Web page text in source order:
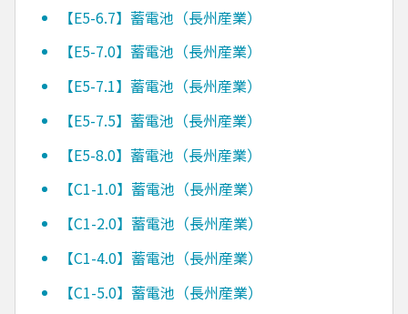
【E5-6.7】蓄電池（長州産業）
【E5-7.0】蓄電池（長州産業）
【E5-7.1】蓄電池（長州産業）
【E5-7.5】蓄電池（長州産業）
【E5-8.0】蓄電池（長州産業）
【C1-1.0】蓄電池（長州産業）
【C1-2.0】蓄電池（長州産業）
【C1-4.0】蓄電池（長州産業）
【C1-5.0】蓄電池（長州産業）